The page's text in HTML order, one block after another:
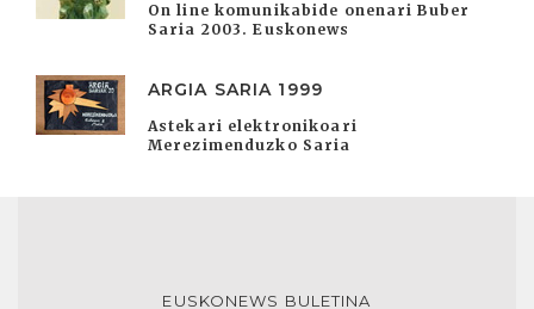
On line komunikabide onenari Buber
Saria 2003. Euskonews
ARGIA SARIA 1999
Astekari elektronikoari
Merezimenduzko Saria
EUSKONEWS BULETINA